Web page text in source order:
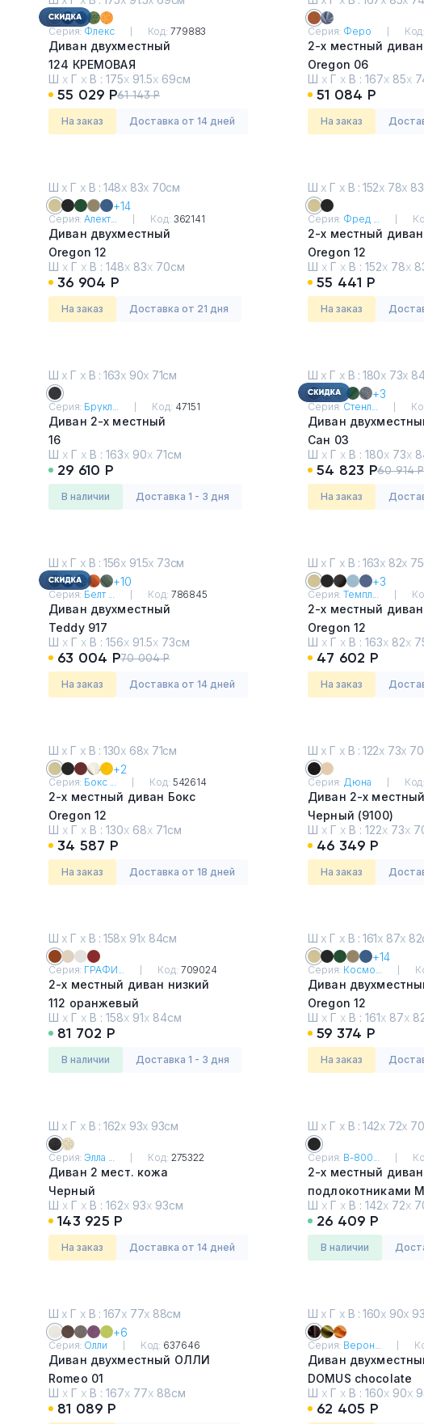
Серия: Флекс Код: 779883
Диван двухместный
124 КРЕМОВАЯ
Ш х Г х В : 175х 91.5х 69см
55 029 Р61 143 Р
На заказ Доставка от 14 дней
Серия: Феро
2-х местный
Oregon 06
Ш х Г х В : 167х 85х
51 084 Р
На заказ
Ш х Г х В : 148х 83х 70см
+14
Серия:Алект... Код: 362141
Диван двухместный
Oregon 12
Ш х Г х В : 148х 83х 70см
36 904 Р
На заказ Доставка от 21 дня
Ш х Г х В : 152х 78х
Серия: Фред ...
2-х местный
Oregon 12
Ш х Г х В : 152х 78х
55 441 Р
На заказ
Ш х Г х В : 163х 90х 71см
Серия: Брукл... Код: 47151
Диван 2-х местный
16
Ш х Г х В : 163х 90х 71см
29 610 Р
в наличии Доставка 1 - 3 дня
Ш х Г х В : 180х 73х
+3
Серия: Стенл...
Диван
Сан 03
Ш х Г х В : 180х 73х
54 823 Р60 914 Р
На заказ
Ш х Г х В : 156х 91.5х 73см
+10
Серия: Белт ... Код: 786845
Диван двухместный
Teddy 917
Ш х Г х В : 156х 91.5х 73см
63 004 Р70 004 Р
На заказ Доставка от 14 дней
Ш х Г х В : 163х 82х
+3
Серия:Темпл...
2-х местный
Oregon 12
Ш х Г х В : 163х 82х
47 602 Р
На заказ
Ш х Г х В : 130х 68х 71см
+2
Серия: Бокс ... Код: 542614
2-х местный диван Бокс
Oregon 12
Ш х Г х В : 130х 68х 71см
34 587 Р
На заказ Доставка от 18 дней
Ш х Г х В : 122х 73х
Серия: Дюна Код:
Диван 2-х местный
Черный (9100)
Ш х Г х В : 122х 73х
46 349 Р
На заказ
Ш х Г х В : 158х 91х 84см
Серия: ГРАФИ... Код: 709024
2-х местный диван низкий
112 оранжевый
Ш х Г х В : 158х 91х 84см
81 702 Р
в наличии Доставка 1 - 3 дня
Ш х Г х В : 161х 87х
+14
Серия: Космо...
Диван
Oregon 12
Ш х Г х В : 161х 87х
59 374 Р
На заказ
Ш х Г х В : 162х 93х 93см
Серия:Элла ... Код: 275322
Диван 2 мест. кожа
Черный
Ш х Г х В : 162х 93х 93см
143 925 Р
На заказ Доставка от 14 дней
Ш х Г х В : 142х 72х
Серия: В-800...
2-х местный
подлокотниками
Oregon 16
Ш х Г х В : 142х 72х
26 409 Р
в наличии
Ш х Г х В : 167х 77х 88см
+6
Серия: Олли Код: 637646
Диван двухместный ОЛЛИ
Romeo 01
Ш х Г х В : 167х 77х 88см
81 089 Р
Ш х Г х В : 160х 90х
Серия: Верон...
Диван
DOMUS chocolate
Ш х Г х В : 160х 90х
62 405 Р